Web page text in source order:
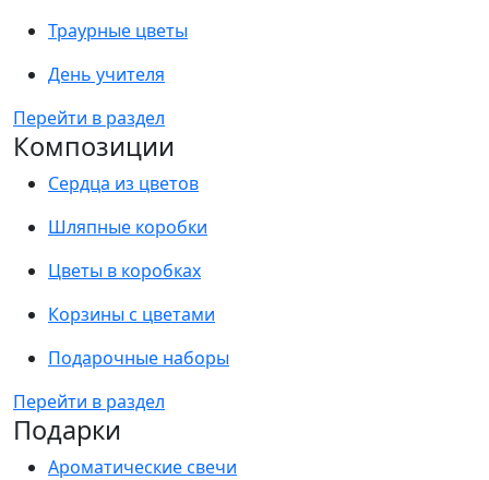
Траурные цветы
День учителя
Перейти в раздел
Композиции
Сердца из цветов
Шляпные коробки
Цветы в коробках
Корзины с цветами
Подарочные наборы
Перейти в раздел
Подарки
Ароматические свечи